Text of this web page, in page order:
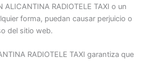
ALICANTINA RADIOTELE TAXI o un
forma, puedan causar perjuicio o
del sitio web.
RADIOTELE TAXI garantiza que